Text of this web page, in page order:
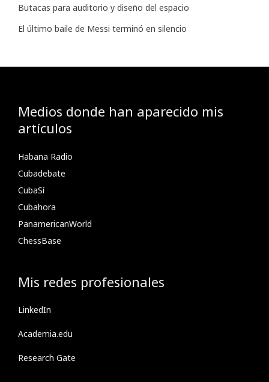
Butacas para auditorio y diseño del espacio
El último baile de Messi terminó en silencio
Medios donde han aparecido mis
artículos
Habana Radio
Cubadebate
CubaSí
Cubahora
PanamericanWorld
ChessBase
Mis redes profesionales
LinkedIn
Academia.edu
Research Gate